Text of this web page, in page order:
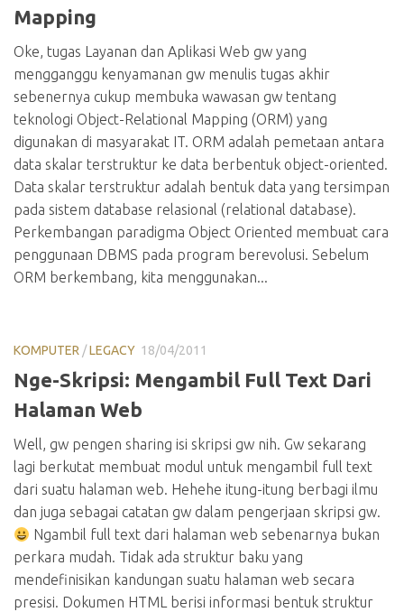
Mapping
Oke, tugas Layanan dan Aplikasi Web gw yang
mengganggu kenyamanan gw menulis tugas akhir
sebenernya cukup membuka wawasan gw tentang
teknologi Object-Relational Mapping (ORM) yang
digunakan di masyarakat IT. ORM adalah pemetaan antara
data skalar terstruktur ke data berbentuk object-oriented.
Data skalar terstruktur adalah bentuk data yang tersimpan
pada sistem database relasional (relational database).
Perkembangan paradigma Object Oriented membuat cara
penggunaan DBMS pada program berevolusi. Sebelum
ORM berkembang, kita menggunakan...
KOMPUTER /LEGACY 18/04/2011
Nge-Skripsi: Mengambil Full Text Dari
Halaman Web
Well, gw pengen sharing isi skripsi gw nih. Gw sekarang
lagi berkutat membuat modul untuk mengambil full text
dari suatu halaman web. Hehehe itung-itung berbagi ilmu
dan juga sebagai catatan gw dalam pengerjaan skripsi gw.
Ngambil full text dari halaman web sebenarnya bukan
perkara mudah. Tidak ada struktur baku yang
mendefinisikan kandungan suatu halaman web secara
presisi. Dokumen HTML berisi informasi bentuk struktur